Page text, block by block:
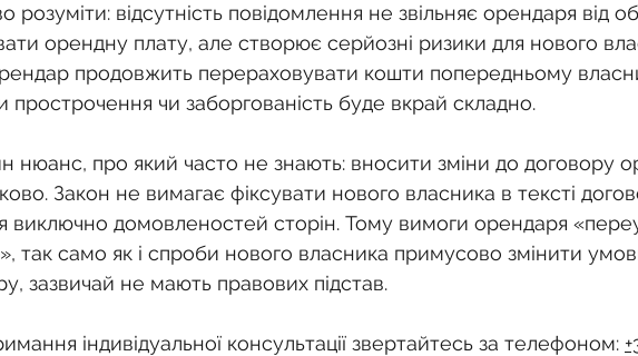
розуміти: відсутність повідомлення не звільняє орендаря від
орендну плату, але створює серйозні ризики для нового
продовжить перераховувати кошти попередньому
прострочення чи заборгованість буде вкрай складно.
нюанс, про який часто не знають: вносити зміни до договору
Закон не вимагає фіксувати нового власника в тексті
виключно домовленостей сторін. Тому вимоги орендаря
так само як і спроби нового власника примусово змінити
зазвичай не мають правових підстав.
індивідуальної консультації звертайтесь за телефоном: